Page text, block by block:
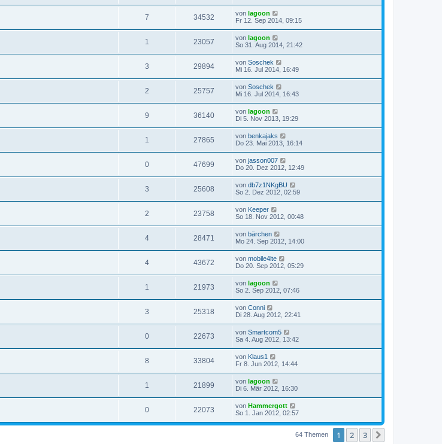
7 34532 von lagoon
Fr 12. Sep 2014, 09:15
1 23057 von lagoon
So 31. Aug 2014, 21:42
3 29894 von Soschek
Mi 16. Jul 2014, 16:49
2 25757 von Soschek
Mi 16. Jul 2014, 16:43
9 36140 von lagoon
Di 5. Nov 2013, 19:29
1 27865 von benkajaks
Do 23. Mai 2013, 16:14
0 47699 von jasson007
Do 20. Dez 2012, 12:49
3 25608 von db7z1NKgBU
So 2. Dez 2012, 02:59
2 23758 von Keeper
So 18. Nov 2012, 00:48
4 28471 von bärchen
Mo 24. Sep 2012, 14:00
4 43672 von mobile4lte
Do 20. Sep 2012, 05:29
1 21973 von lagoon
So 2. Sep 2012, 07:46
3 25318 von Conni
Di 28. Aug 2012, 22:41
0 22673 von Smartcom5
Sa 4. Aug 2012, 13:42
8 33804 von Klaus1
Fr 8. Jun 2012, 14:44
1 21899 von lagoon
Di 6. Mär 2012, 16:30
0 22073 von Hammergott
So 1. Jan 2012, 02:57
64 Themen 1 2 3